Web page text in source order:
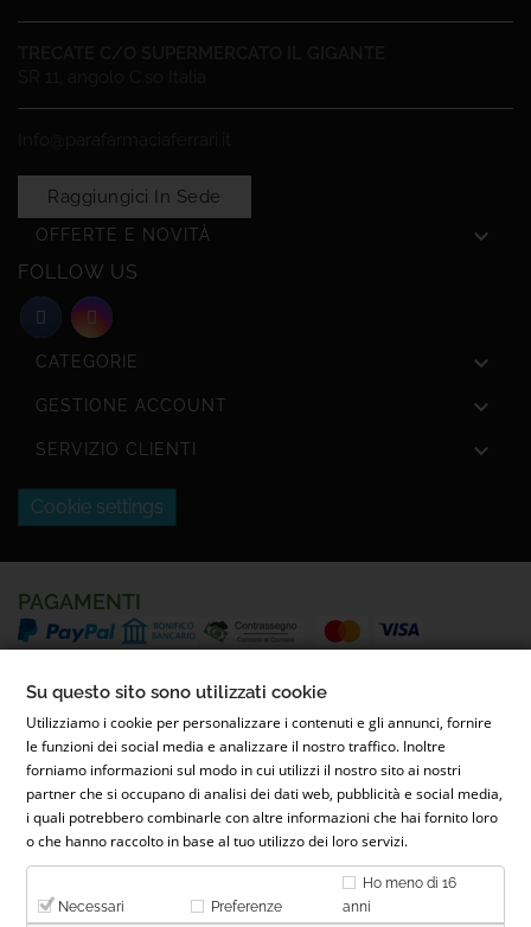
Raggiungici In Sede
OFFERTE E NOVITÀ 
FOLLOW US
CATEGORIE 
GESTIONE ACCOUNT 
SERVIZIO CLIENTI 
Cookie settings
PAGAMENTI
© 2022 Parafarmacia Ferrari Dott.ssa Maila Ferrari | Via Conti
Caccia, 26, 28068 Romentino NO - P.IVA 02653900031 - REA NO-
Su questo sito sono utilizzati cookie
Utilizziamo i cookie per personalizzare i contenuti e gli annunci, fornire
le funzioni dei social media e analizzare il nostro traffico. Inoltre
forniamo informazioni sul modo in cui utilizzi il nostro sito ai nostri
partner che si occupano di analisi dei dati web, pubblicità e social media,
i quali potrebbero combinarle con altre informazioni che hai fornito loro
o che hanno raccolto in base al tuo utilizzo dei loro servizi.
Necessari Preferenze
Ho meno di 16
anni